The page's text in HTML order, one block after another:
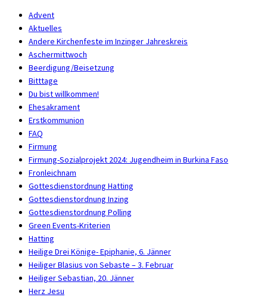
Advent
Aktuelles
Andere Kirchenfeste im Inzinger Jahreskreis
Aschermittwoch
Beerdigung/Beisetzung
Bitttage
Du bist willkommen!
Ehesakrament
Erstkommunion
FAQ
Firmung
Firmung-Sozialprojekt 2024: Jugendheim in Burkina Faso
Fronleichnam
Gottesdienstordnung Hatting
Gottesdienstordnung Inzing
Gottesdienstordnung Polling
Green Events-Kriterien
Hatting
Heilige Drei Könige- Epiphanie, 6. Jänner
Heiliger Blasius von Sebaste – 3. Februar
Heiliger Sebastian, 20. Jänner
Herz Jesu